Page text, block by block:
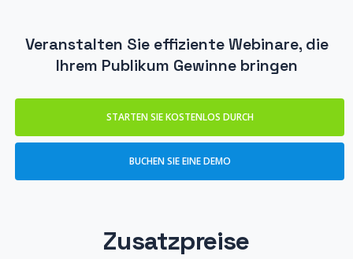
Veranstalten Sie effiziente Webinare, die
Ihrem Publikum Gewinne bringen
STARTEN SIE KOSTENLOS DURCH
BUCHEN SIE EINE DEMO
Zusatzpreise